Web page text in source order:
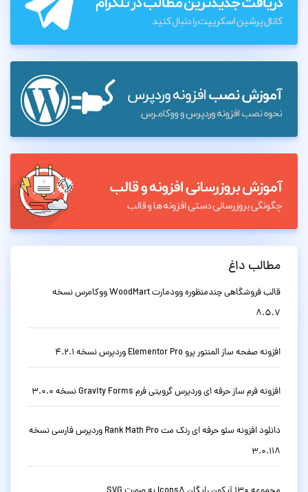
مطالب داغ
قالب فروشگاهی چندمنظوره وودمارت WoodMart ووکامرس نسخه
8.5.7
افزونه صفحه ساز المنتور پرو Elementor Pro وردپرس نسخه 4.2.1
افزونه فرم ساز حرفه ای وردپرس گرویتی فرم Gravity Forms نسخه 3.0.0
دانلود افزونه سئو حرفه ای رنک مث Rank Math Pro وردپرس فارسی نسخه
3.0.118